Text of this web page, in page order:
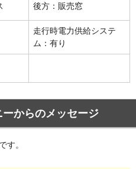
後方：販売窓
走行時電力供給システ
ム：有り
からのメッセージ
す。